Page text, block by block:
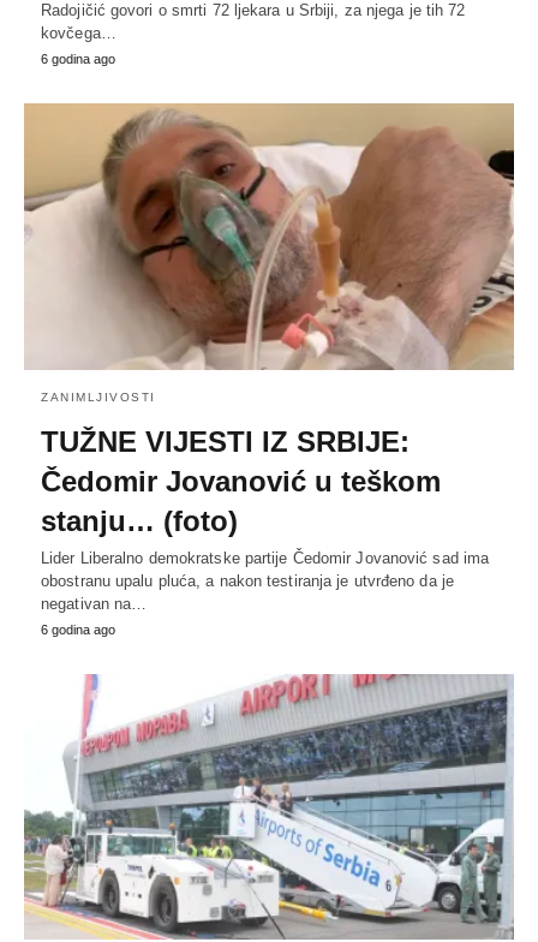
Radojičić govori o smrti 72 ljekara u Srbiji, za njega je tih 72
kovčega…
6 godina ago
ZANIMLJIVOSTI
TUŽNE VIJESTI IZ SRBIJE:
Čedomir Jovanović u teškom
stanju… (foto)
Lider Liberalno demokratske partije Čedomir Jovanović sad ima
obostranu upalu pluća, a nakon testiranja je utvrđeno da je
negativan na…
6 godina ago